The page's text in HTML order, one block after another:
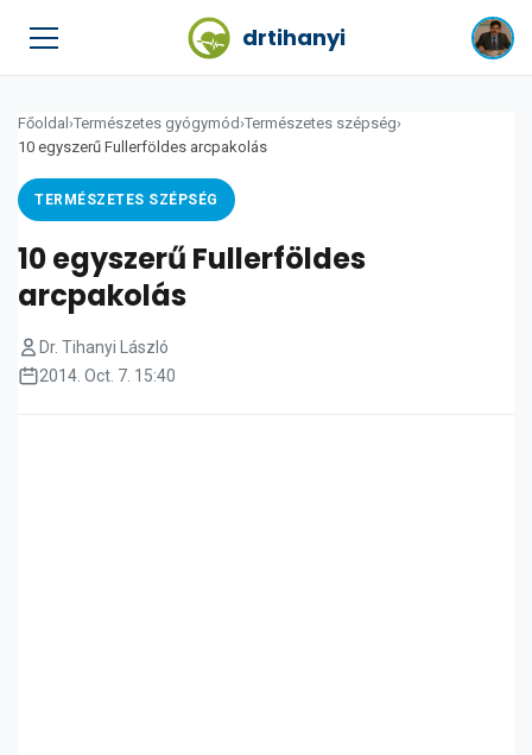
drtihanyi
Főoldal ›Természetes gyógymód ›Természetes szépség›
10 egyszerű Fullerföldes arcpakolás
TERMÉSZETES SZÉPSÉG
10 egyszerű Fullerföldes
arcpakolás
Dr. Tihanyi László
2014. Oct. 7. 15:40